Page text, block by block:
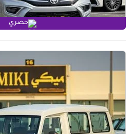
حصري